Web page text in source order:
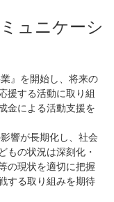
ュニケーシ
』を開始し、将来の
援する活動に取り組
金による活動支援を
響が長期化し、社会
もの状況は深刻化・
の現状を適切に把握
する取り組みを期待